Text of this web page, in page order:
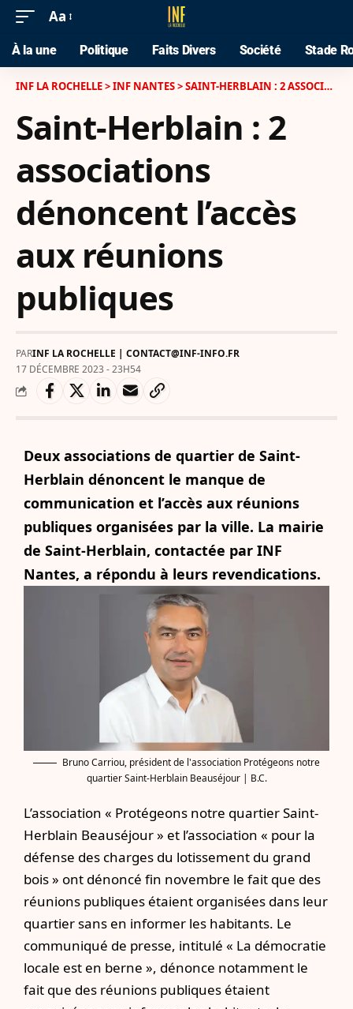
Aa
À la une Politique Faits Divers Société Stade
INF LA ROCHELLE>INF NANTES>SAINT-HERBLAIN : 2 ASSOCIATIONS DÉNONCENT L’ACCÈS AUX RÉUNIONS PUBLIQUES
Saint-Herblain : 2
associations
dénoncent l’accès
aux réunions
publiques
PARINF LA ROCHELLE | CONTACT@INF-INFO.FR
17 DÉCEMBRE 2023 - 23H54
Deux associations de quartier de Saint-
Herblain dénoncent le manque de
communication et l’accès aux réunions
publiques organisées par la ville. La mairie
de Saint-Herblain, contactée par INF
Nantes, a répondu à leurs revendications.
Bruno Carriou, président de l'association Protégeons notre
quartier Saint-Herblain Beauséjour | B.C.
L’association « Protégeons notre quartier Saint-
Herblain Beauséjour » et l’association « pour la
défense des charges du lotissement du grand
bois » ont dénoncé fin novembre le fait que des
réunions publiques étaient organisées dans leur
quartier sans en informer les habitants. Le
communiqué de presse, intitulé « La démocratie
locale est en berne », dénonce notamment le
fait que des réunions publiques étaient